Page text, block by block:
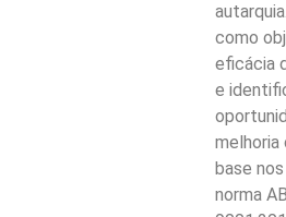
como
eficácia
e
melhoria
base
norma